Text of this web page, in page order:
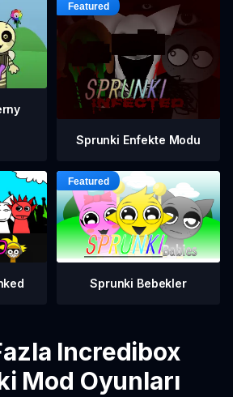
Sprunki Enfekte Modu
Sprunki Bebekler
Incredibox
Mod Oyunları